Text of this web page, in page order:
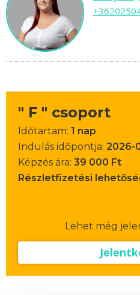
" F " csoport
Időtartam: 1 nap
Indulás időpontja: 2026-
Képzés ára: 39 000 Ft
Részletfizetési
Lehet még